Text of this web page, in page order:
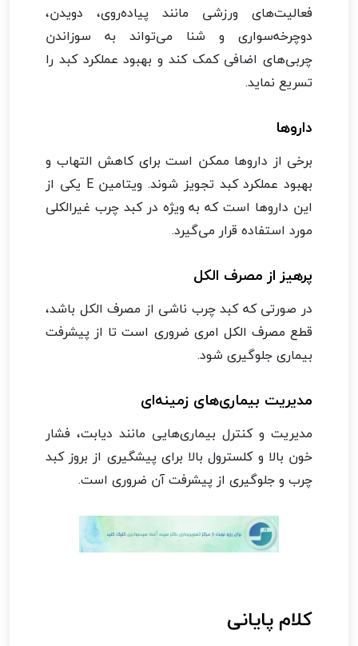
فعالیت‌های ورزشی مانند پیاده‌روی، دویدن،
دوچرخه‌سواری و شنا می‌تواند به سوزاندن
چربی‌های اضافی کمک کند و بهبود عملکرد کبد را
تسریع نماید.
داروها
برخی از داروها ممکن است برای کاهش التهاب و
بهبود عملکرد کبد تجویز شوند. ویتامین E یکی از
این داروها است که به ویژه در کبد چرب غیرالکلی
مورد استفاده قرار می‌گیرد.
پرهیز از مصرف الکل
در صورتی که کبد چرب ناشی از مصرف الکل باشد،
قطع مصرف الکل امری ضروری است تا از پیشرفت
بیماری جلوگیری شود.
مدیریت بیماری‌های زمینه‌ای
مدیریت و کنترل بیماری‌هایی مانند دیابت، فشار
خون بالا و کلسترول بالا برای پیشگیری از بروز کبد
چرب و جلوگیری از پیشرفت آن ضروری است.
کلام پایانی